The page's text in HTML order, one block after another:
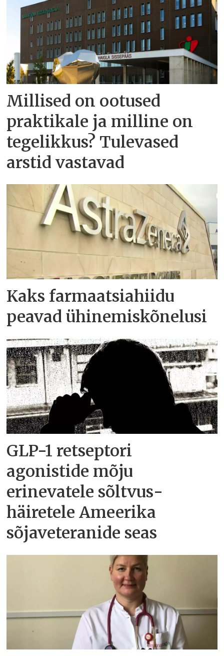
Millised on ootused
praktikale ja milline on
tegelikkus? Tulevased
arstid vastavad
Kaks farmaatsiahiidu
peavad ühinemiskõnelusi
GLP-1 retseptori
agonistide mõju
erinevatele sõltvus­
häiretele Ameerika
sõjaveteranide seas